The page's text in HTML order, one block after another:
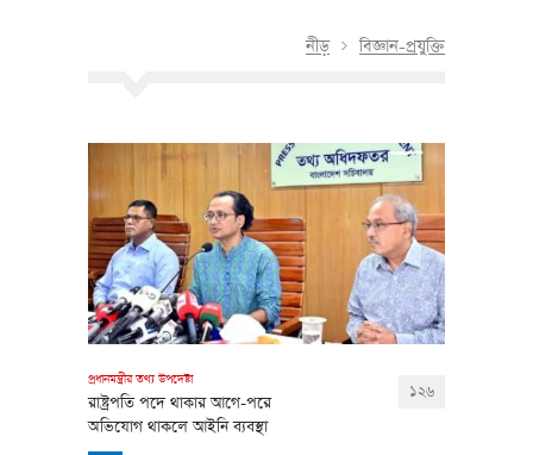
নীড় বিজ্ঞান-প্রযুক্তি
প্রধানমন্ত্রীর তথ্য উপদেষ্টা
রাষ্ট্রপতি পদে থাকার আগে-পরে
অভিযোগ থাকলে আইনি ব্যবস্থা
১২৬